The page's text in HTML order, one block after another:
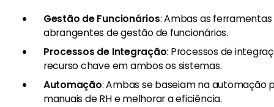
Gestão de Funcionários: Ambas as
abrangentes de gestão de funcionários.
Processos de Integração: Processos de
recurso chave em ambos os sistemas.
Automação: Ambas se baseiam na automação
manuais de RH e melhorar a eficiência.